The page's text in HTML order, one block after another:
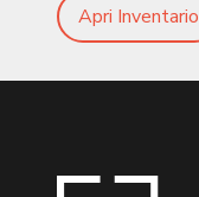
Apri Inventario